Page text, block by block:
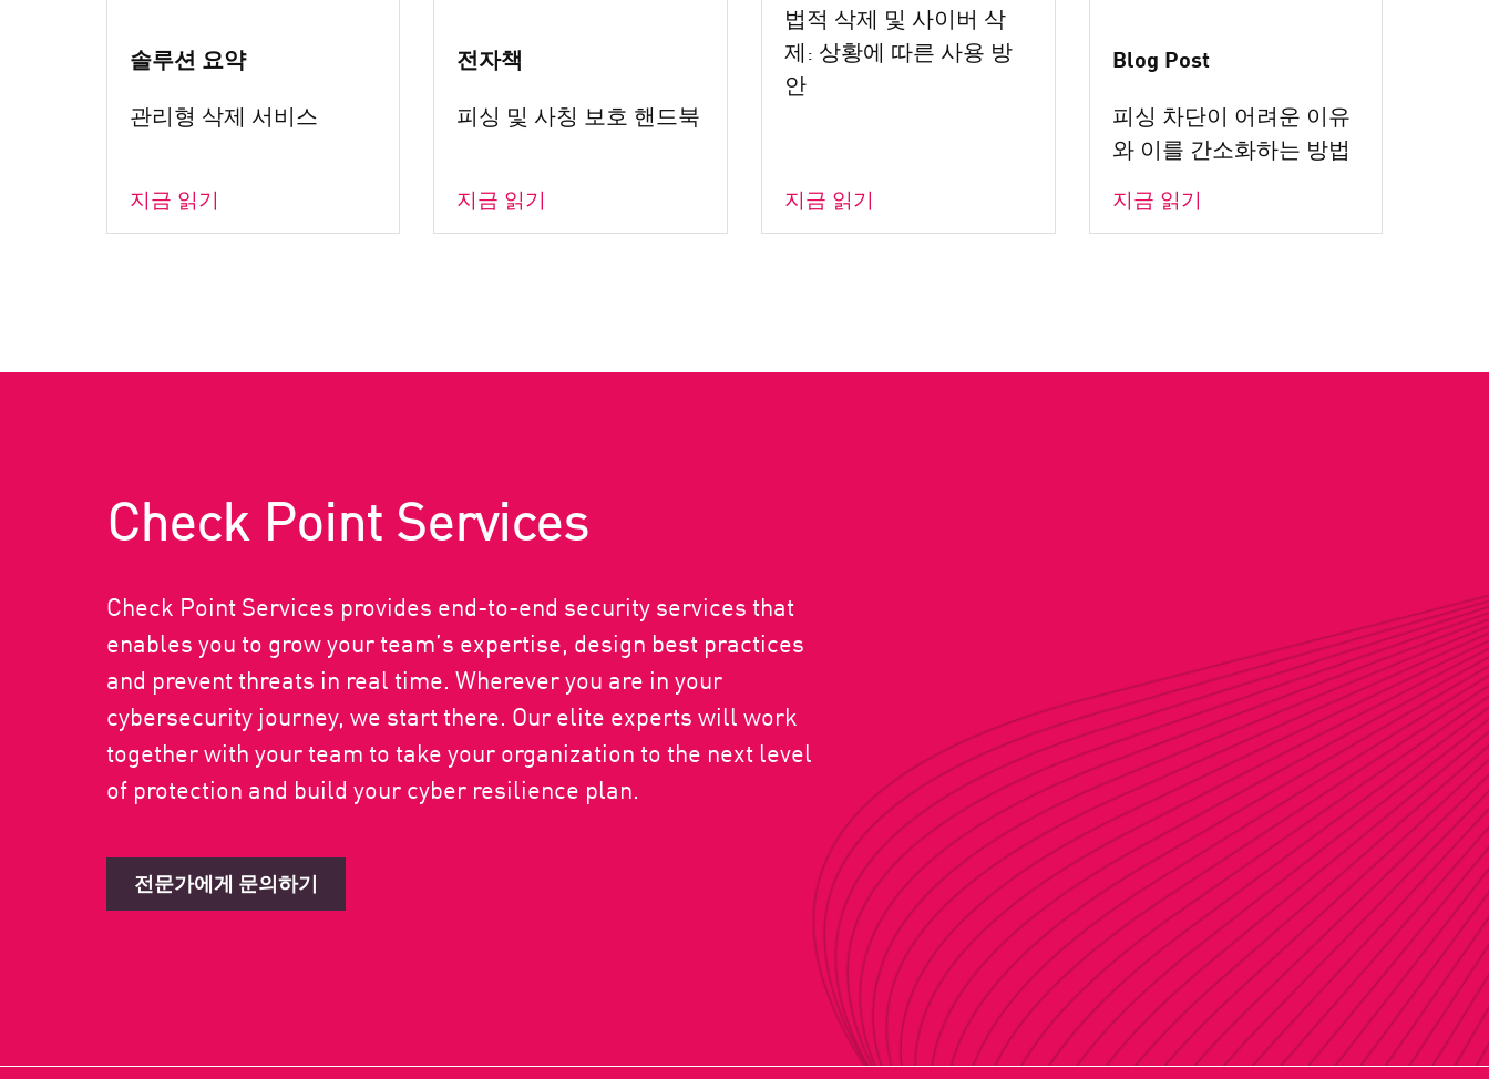
솔루션 요약
관리형 삭제 서비스
지금 읽기
전자책
피싱 및 사칭 보호 핸드북
지금 읽기
법적 삭제 및 사이버 삭
제: 상황에 따른 사용 방
안
지금 읽기
Blog Post
피싱 차단이 어려운 이유
와 이를 간소화하는 방법
지금 읽기
Check Point Services
Check Point Services provides end-to-end security services that
enables you to grow your team’s expertise, design best practices
and prevent threats in real time. Wherever you are in your
cybersecurity journey, we start there. Our elite experts will work
together with your team to take your organization to the next level
of protection and build your cyber resilience plan.
전문가에게 문의하기